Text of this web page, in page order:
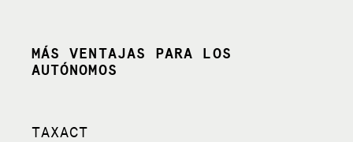
MÁS VENTAJAS PARA LOS
AUTÓNOMOS
TAXACT